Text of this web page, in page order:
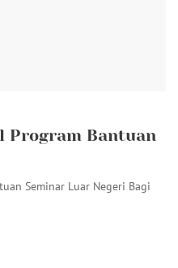
Program Bantuan
Seminar Luar Negeri Bagi